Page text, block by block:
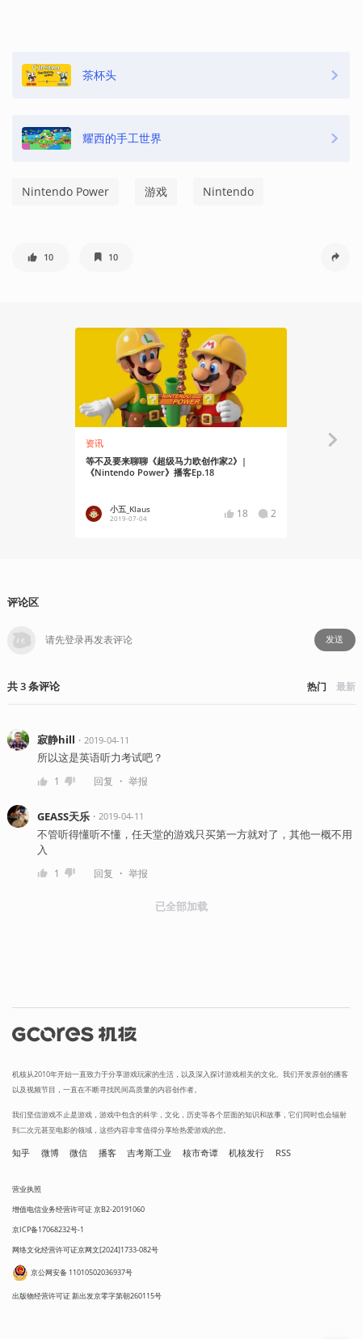
茶杯头
耀西的手工世界
Nintendo Power 游戏 Nintendo
10 10
资讯
等不及要来聊聊《超级马力欧创作家2》|
《Nintendo Power》播客Ep.18
小五_Klaus
2019-07-04 18 2
评论区
发送
共3条评论 热门 最新
寂静hill ・ 2019-04-11
所以这是英语听力考试吧？
1 回复 ・ 举报
GEASS天乐・ 2019-04-11
不管听得懂听不懂，任天堂的游戏只买第一方就对了，其他一概不用
入
1 回复 ・ 举报
已全部加载
机核从2010年开始一直致力于分享游戏玩家的生活，以及深入探讨游戏相关的文化。我们开发原创的播客
以及视频节目，一直在不断寻找民间高质量的内容创作者。
我们坚信游戏不止是游戏，游戏中包含的科学，文化，历史等各个层面的知识和故事，它们同时也会辐射
到二次元甚至电影的领域，这些内容非常值得分享给热爱游戏的您。
知乎 微博 微信 播客 吉考斯工业 核市奇谭 机核发行 RSS
营业执照
增值电信业务经营许可证 京B2-20191060
京ICP备17068232号-1
网络文化经营许可证京网文[2024]1733-082号
京公网安备 11010502036937号
出版物经营许可证 新出发京零字第朝260115号